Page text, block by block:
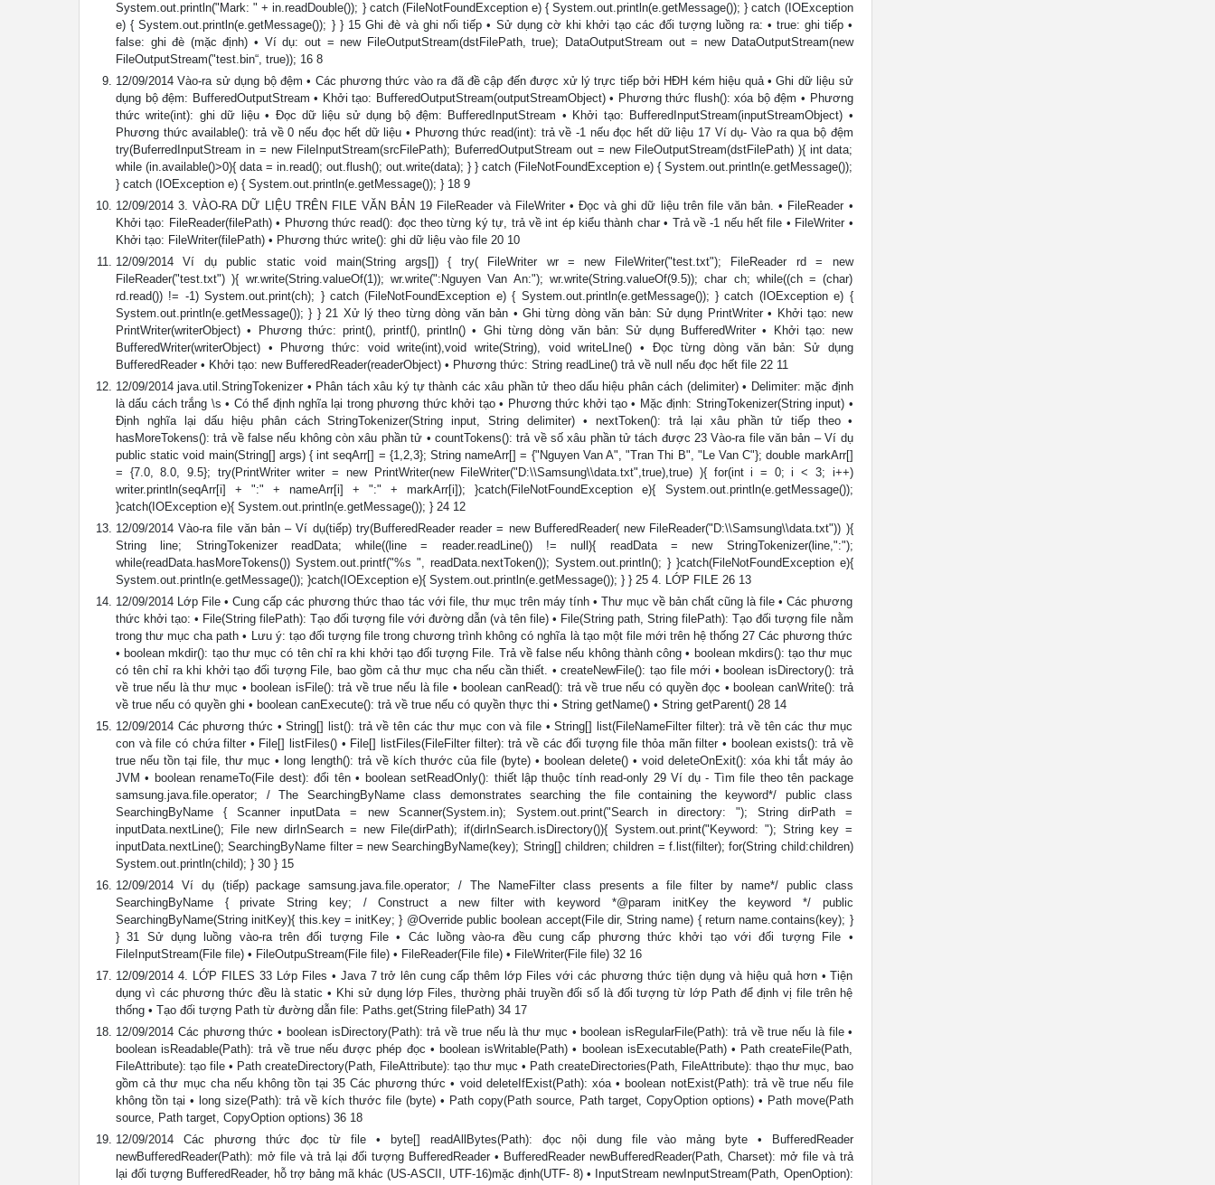
System.out.println("Mark: " + in.readDouble()); } catch (FileNotFoundException e) { System.out.println(e.getMessage()); } catch (IOException
e) { System.out.println(e.getMessage()); } } 15 Ghi đè và ghi nối tiếp • Sử dụng cờ khi khởi tạo các đối tượng luồng ra: • true: ghi tiếp •
false: ghi đè (mặc định) • Ví dụ: out = new FileOutputStream(dstFilePath, true); DataOutputStream out = new DataOutputStream(new
FileOutputStream("test.bin“, true)); 16 8
12/09/2014 Vào-ra sử dụng bộ đệm • Các phương thức vào ra đã đề cập đến được xử lý trực tiếp bởi HĐH kém hiệu quả • Ghi dữ liệu sử
dụng bộ đệm: BufferedOutputStream • Khởi tạo: BufferedOutputStream(outputStreamObject) • Phương thức flush(): xóa bộ đệm • Phương
thức write(int): ghi dữ liệu • Đọc dữ liệu sử dụng bộ đệm: BufferedInputStream • Khởi tạo: BufferedInputStream(inputStreamObject) •
Phương thức available(): trả về 0 nếu đọc hết dữ liệu • Phương thức read(int): trả về -1 nếu đọc hết dữ liệu 17 Ví dụ- Vào ra qua bộ đệm
try(BuferredInputStream in = new FileInputStream(srcFilePath); BuferredOutputStream out = new FileOutputStream(dstFilePath) ){ int data;
while (in.available()>0){ data = in.read(); out.flush(); out.write(data); } } catch (FileNotFoundException e) { System.out.println(e.getMessage());
} catch (IOException e) { System.out.println(e.getMessage()); } 18 9
12/09/2014 3. VÀO-RA DỮ LIỆU TRÊN FILE VĂN BẢN 19 FileReader và FileWriter • Đọc và ghi dữ liệu trên file văn bản. • FileReader •
Khởi tạo: FileReader(filePath) • Phương thức read(): đọc theo từng ký tự, trả về int ép kiểu thành char • Trả về -1 nếu hết file • FileWriter •
Khởi tạo: FileWriter(filePath) • Phương thức write(): ghi dữ liệu vào file 20 10
12/09/2014 Ví dụ public static void main(String args[]) { try( FileWriter wr = new FileWriter("test.txt"); FileReader rd = new
FileReader("test.txt") ){ wr.write(String.valueOf(1)); wr.write(":Nguyen Van An:"); wr.write(String.valueOf(9.5)); char ch; while((ch = (char)
rd.read()) != -1) System.out.print(ch); } catch (FileNotFoundException e) { System.out.println(e.getMessage()); } catch (IOException e) {
System.out.println(e.getMessage()); } } 21 Xử lý theo từng dòng văn bản • Ghi từng dòng văn bản: Sử dụng PrintWriter • Khởi tạo: new
PrintWriter(writerObject) • Phương thức: print(), printf(), println() • Ghi từng dòng văn bản: Sử dụng BufferedWriter • Khởi tạo: new
BufferedWriter(writerObject) • Phương thức: void write(int),void write(String), void writeLIne() • Đọc từng dòng văn bản: Sử dụng
BufferedReader • Khởi tạo: new BufferedReader(readerObject) • Phương thức: String readLine() trả về null nếu đọc hết file 22 11
12/09/2014 java.util.StringTokenizer • Phân tách xâu ký tự thành các xâu phần tử theo dấu hiệu phân cách (delimiter) • Delimiter: mặc định
là dấu cách trắng \s • Có thể định nghĩa lại trong phương thức khởi tạo • Phương thức khởi tạo • Mặc định: StringTokenizer(String input) •
Định nghĩa lại dấu hiệu phân cách StringTokenizer(String input, String delimiter) • nextToken(): trả lại xâu phần tử tiếp theo •
hasMoreTokens(): trả về false nếu không còn xâu phần tử • countTokens(): trả về số xâu phần tử tách được 23 Vào-ra file văn bản – Ví dụ
public static void main(String[] args) { int seqArr[] = {1,2,3}; String nameArr[] = {"Nguyen Van A", "Tran Thi B", "Le Van C"}; double markArr[]
= {7.0, 8.0, 9.5}; try(PrintWriter writer = new PrintWriter(new FileWriter("D:\\Samsung\\data.txt",true),true) ){ for(int i = 0; i < 3; i++)
writer.println(seqArr[i] + ":" + nameArr[i] + ":" + markArr[i]); }catch(FileNotFoundException e){ System.out.println(e.getMessage());
}catch(IOException e){ System.out.println(e.getMessage()); } 24 12
12/09/2014 Vào-ra file văn bản – Ví dụ(tiếp) try(BufferedReader reader = new BufferedReader( new FileReader("D:\\Samsung\\data.txt")) ){
String line; StringTokenizer readData; while((line = reader.readLine()) != null){ readData = new StringTokenizer(line,":");
while(readData.hasMoreTokens()) System.out.printf("%s ", readData.nextToken()); System.out.println(); } }catch(FileNotFoundException e){
System.out.println(e.getMessage()); }catch(IOException e){ System.out.println(e.getMessage()); } } 25 4. LỚP FILE 26 13
12/09/2014 Lớp File • Cung cấp các phương thức thao tác với file, thư mục trên máy tính • Thư mục về bản chất cũng là file • Các phương
thức khởi tạo: • File(String filePath): Tạo đối tượng file với đường dẫn (và tên file) • File(String path, String filePath): Tạo đối tượng file nằm
trong thư mục cha path • Lưu ý: tạo đối tượng file trong chương trình không có nghĩa là tạo một file mới trên hệ thống 27 Các phương thức
• boolean mkdir(): tạo thư mục có tên chỉ ra khi khởi tạo đối tượng File. Trả về false nếu không thành công • boolean mkdirs(): tạo thư mục
có tên chỉ ra khi khởi tạo đối tượng File, bao gồm cả thư mục cha nếu cần thiết. • createNewFile(): tạo file mới • boolean isDirectory(): trả
về true nếu là thư mục • boolean isFile(): trả về true nếu là file • boolean canRead(): trả về true nếu có quyền đọc • boolean canWrite(): trả
về true nếu có quyền ghi • boolean canExecute(): trả về true nếu có quyền thực thi • String getName() • String getParent() 28 14
12/09/2014 Các phương thức • String[] list(): trả về tên các thư mục con và file • String[] list(FileNameFilter filter): trả về tên các thư mục
con và file có chứa filter • File[] listFiles() • File[] listFiles(FileFilter filter): trả về các đối tượng file thỏa mãn filter • boolean exists(): trả về
true nếu tồn tại file, thư mục • long length(): trả về kích thước của file (byte) • boolean delete() • void deleteOnExit(): xóa khi tắt máy ảo
JVM • boolean renameTo(File dest): đổi tên • boolean setReadOnly(): thiết lập thuộc tính read-only 29 Ví dụ - Tìm file theo tên package
samsung.java.file.operator; / The SearchingByName class demonstrates searching the file containing the keyword*/ public class
SearchingByName { Scanner inputData = new Scanner(System.in); System.out.print("Search in directory: "); String dirPath =
inputData.nextLine(); File new dirInSearch = new File(dirPath); if(dirInSearch.isDirectory()){ System.out.print("Keyword: "); String key =
inputData.nextLine(); SearchingByName filter = new SearchingByName(key); String[] children; children = f.list(filter); for(String child:children)
System.out.println(child); } 30 } 15
12/09/2014 Ví dụ (tiếp) package samsung.java.file.operator; / The NameFilter class presents a file filter by name*/ public class
SearchingByName { private String key; / Construct a new filter with keyword *@param initKey the keyword */ public
SearchingByName(String initKey){ this.key = initKey; } @Override public boolean accept(File dir, String name) { return name.contains(key); }
} 31 Sử dụng luồng vào-ra trên đối tượng File • Các luồng vào-ra đều cung cấp phương thức khởi tạo với đối tượng File •
FileInputStream(File file) • FileOutpuStream(File file) • FileReader(File file) • FileWriter(File file) 32 16
12/09/2014 4. LỚP FILES 33 Lớp Files • Java 7 trở lên cung cấp thêm lớp Files với các phương thức tiện dụng và hiệu quả hơn • Tiện
dụng vì các phương thức đều là static • Khi sử dụng lớp Files, thường phải truyền đối số là đối tượng từ lớp Path để định vị file trên hệ
thống • Tạo đối tượng Path từ đường dẫn file: Paths.get(String filePath) 34 17
12/09/2014 Các phương thức • boolean isDirectory(Path): trả về true nếu là thư mục • boolean isRegularFile(Path): trả về true nếu là file •
boolean isReadable(Path): trả về true nếu được phép đọc • boolean isWritable(Path) • boolean isExecutable(Path) • Path createFile(Path,
FileAttribute): tạo file • Path createDirectory(Path, FileAttribute): tạo thư mục • Path createDirectories(Path, FileAttribute): thạo thư mục, bao
gồm cả thư mục cha nếu không tồn tại 35 Các phương thức • void deleteIfExist(Path): xóa • boolean notExist(Path): trả về true nếu file
không tồn tại • long size(Path): trả về kích thước file (byte) • Path copy(Path source, Path target, CopyOption options) • Path move(Path
source, Path target, CopyOption options) 36 18
12/09/2014 Các phương thức đọc từ file • byte[] readAllBytes(Path): đọc nội dung file vào mảng byte • BufferedReader
newBufferedReader(Path): mở file và trả lại đối tượng BufferedReader • BufferedReader newBufferedReader(Path, Charset): mở file và trả
lại đối tượng BufferedReader, hỗ trợ bảng mã khác (US-ASCII, UTF-16)mặc định(UTF- 8) • InputStream newInputStream(Path, OpenOption):